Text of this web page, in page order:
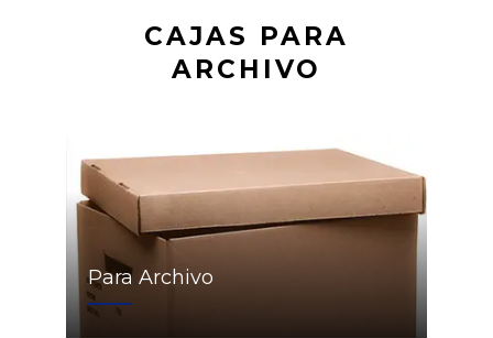
CAJAS PARA
ARCHIVO
Para Archivo